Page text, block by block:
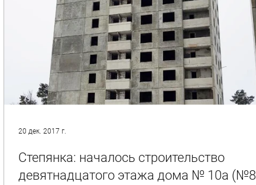
Степянка: началось строительство
девятнадцатого этажа дома № 10а (№8
20 дек. 2017 г.